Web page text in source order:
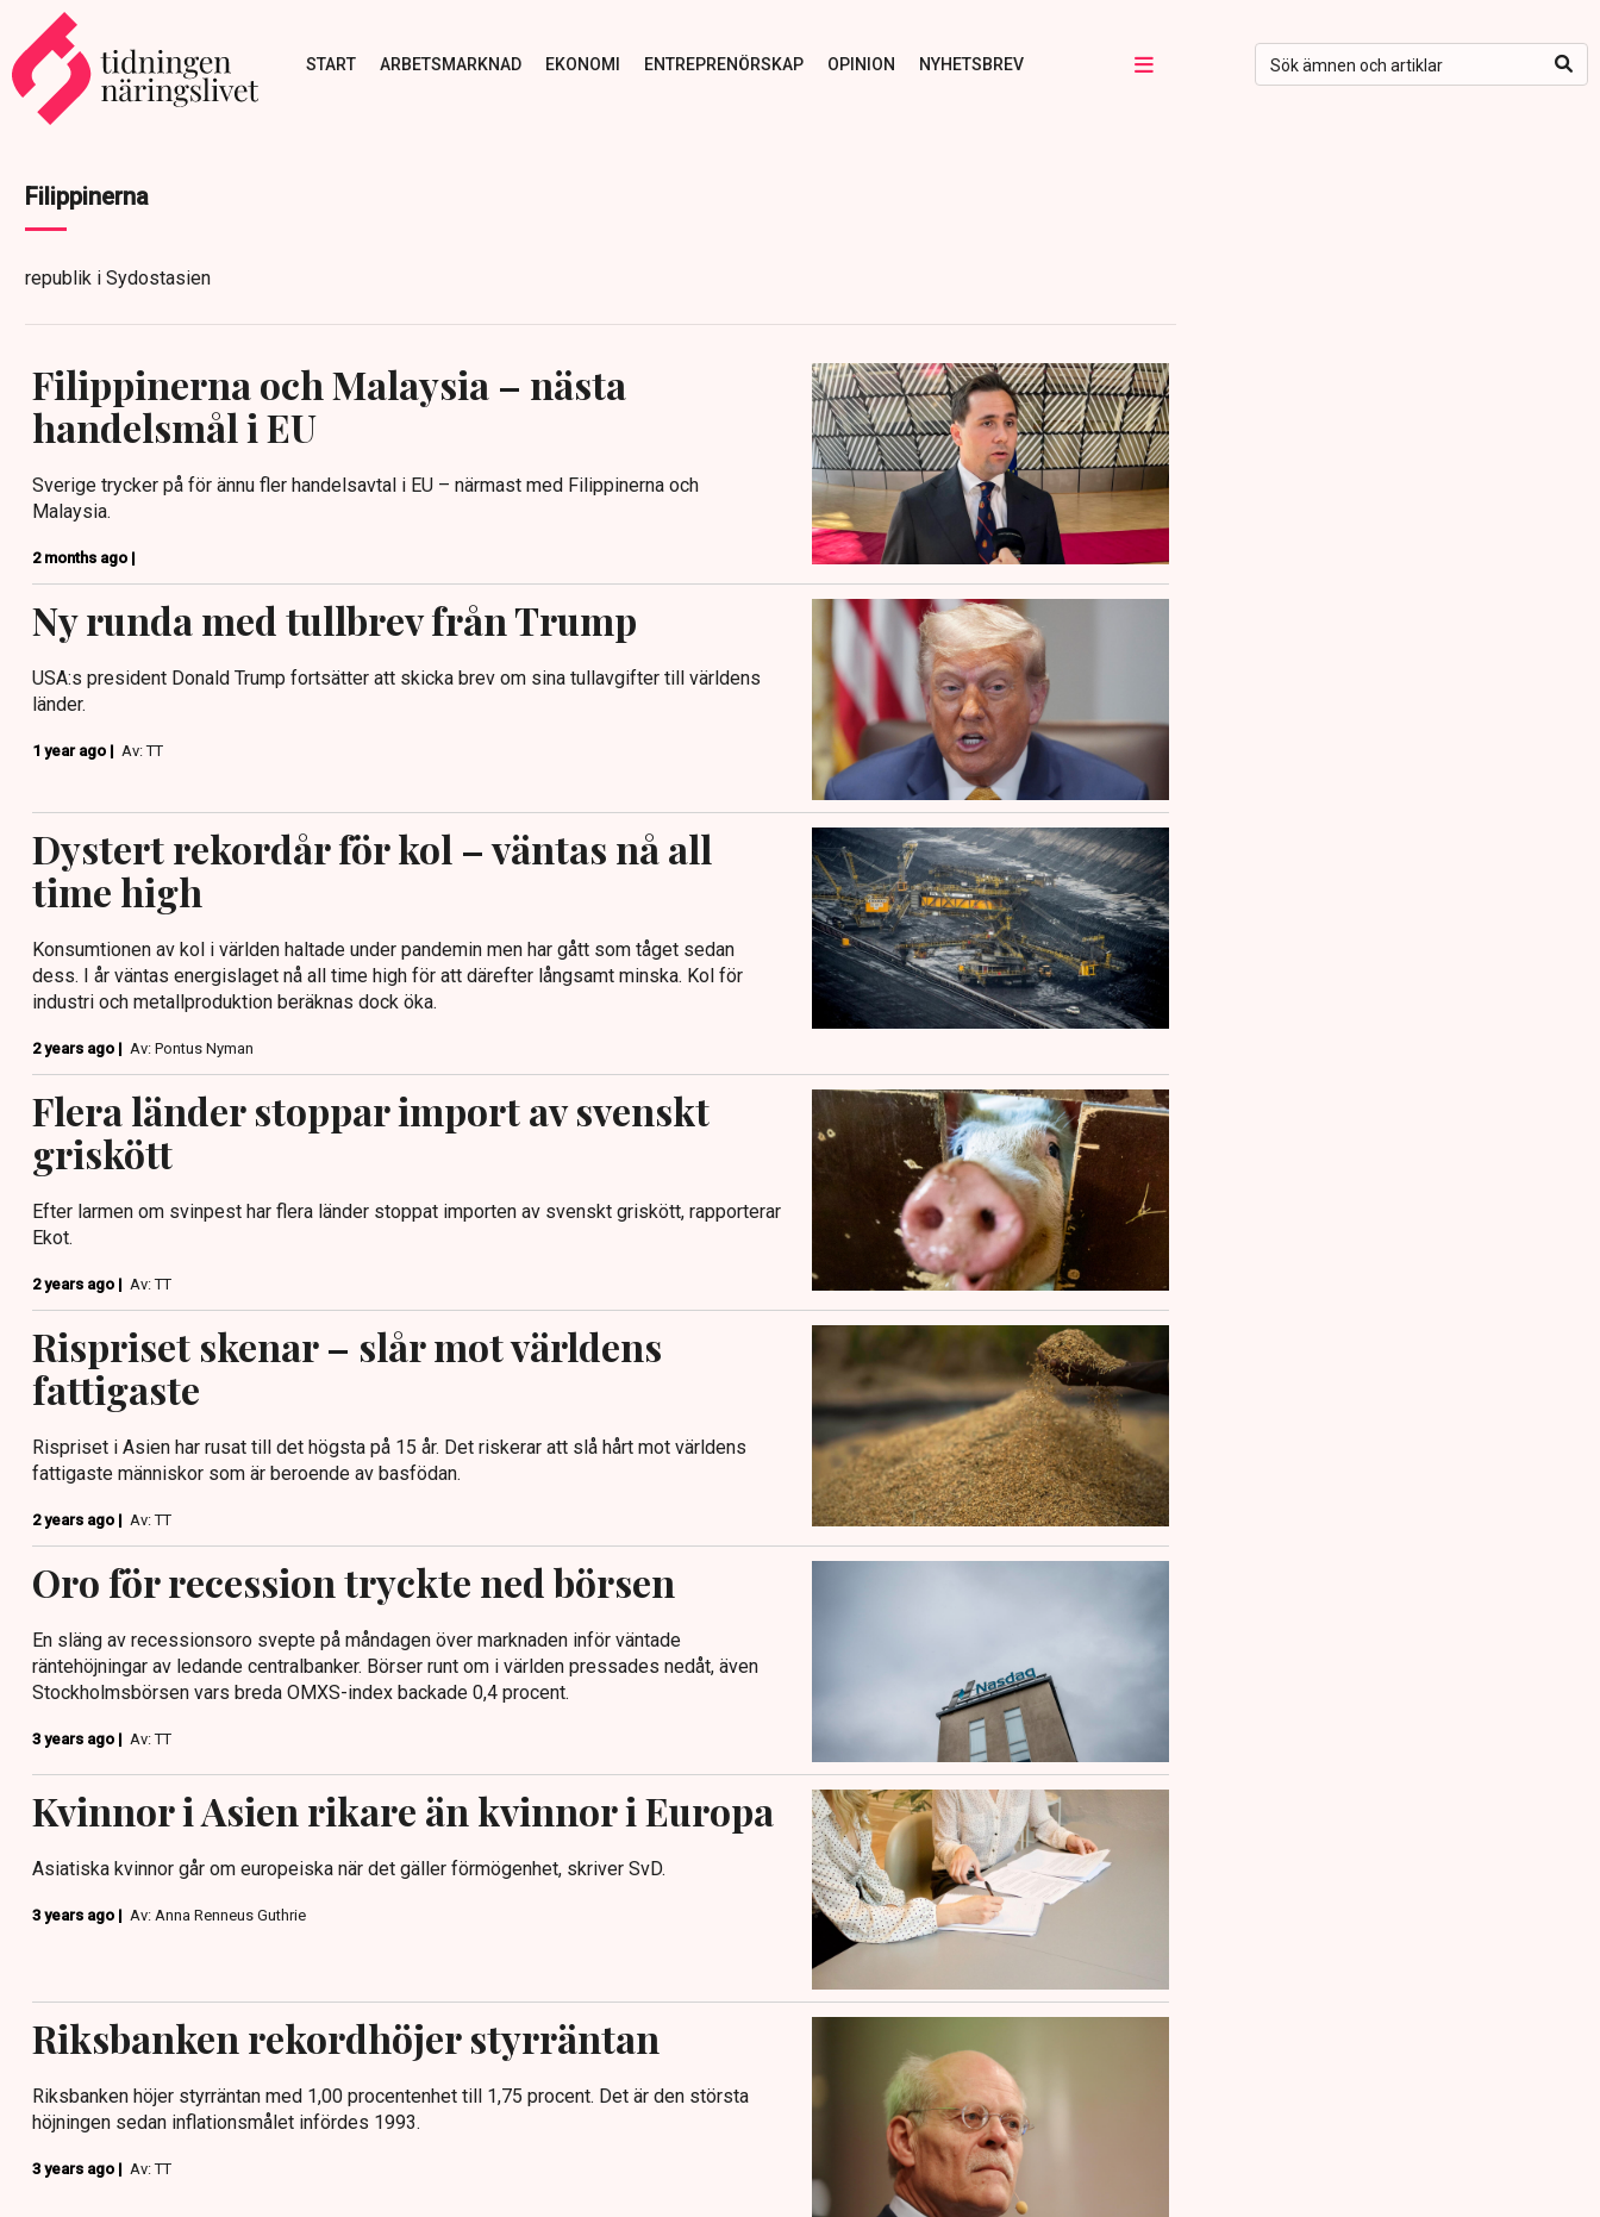
START ARBETSMARKNAD EKONOMI ENTREPRENÖRSKAP OPINION NYHETSBREV
Filippinerna
republik i Sydostasien
Filippinerna och Malaysia – nästa
handelsmål i EU
Sverige trycker på för ännu fler handelsavtal i EU – närmast med Filippinerna och
Malaysia.
2 months ago |
Ny runda med tullbrev från Trump
USA:s president Donald Trump fortsätter att skicka brev om sina tullavgifter till världens
länder.
1 year ago | Av: TT
Dystert rekordår för kol – väntas nå all
time high
Konsumtionen av kol i världen haltade under pandemin men har gått som tåget sedan
dess. I år väntas energislaget nå all time high för att därefter långsamt minska. Kol för
industri och metallproduktion beräknas dock öka.
2 years ago | Av: Pontus Nyman
Flera länder stoppar import av svenskt
griskött
Efter larmen om svinpest har flera länder stoppat importen av svenskt griskött, rapporterar
Ekot.
2 years ago | Av: TT
Rispriset skenar – slår mot världens
fattigaste
Rispriset i Asien har rusat till det högsta på 15 år. Det riskerar att slå hårt mot världens
fattigaste människor som är beroende av basfödan.
2 years ago | Av: TT
Oro för recession tryckte ned börsen
En släng av recessionsoro svepte på måndagen över marknaden inför väntade
räntehöjningar av ledande centralbanker. Börser runt om i världen pressades nedåt, även
Stockholmsbörsen vars breda OMXS-index backade 0,4 procent.
3 years ago | Av: TT
Kvinnor i Asien rikare än kvinnor i Europa
Asiatiska kvinnor går om europeiska när det gäller förmögenhet, skriver SvD.
3 years ago | Av: Anna Renneus Guthrie
Riksbanken rekordhöjer styrräntan
Riksbanken höjer styrräntan med 1,00 procentenhet till 1,75 procent. Det är den största
höjningen sedan inflationsmålet infördes 1993.
3 years ago | Av: TT